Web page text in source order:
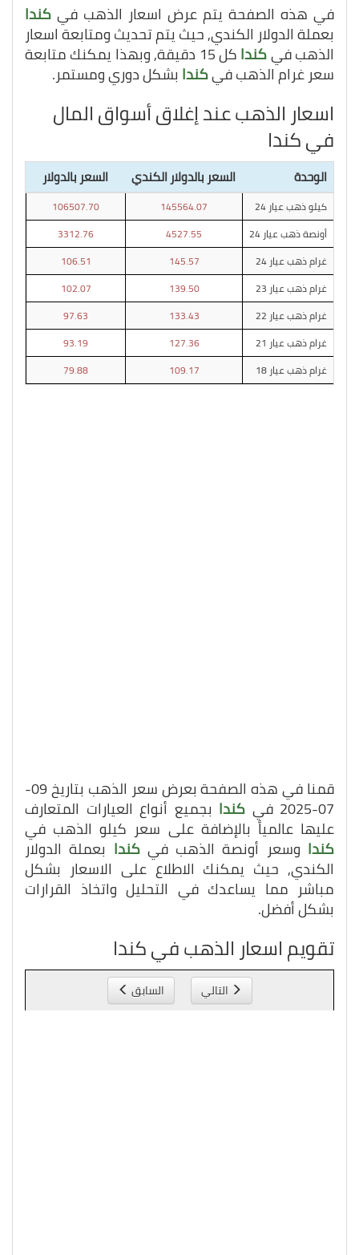
في هذه الصفحة يتم عرض اسعار الذهب في كندا
بعملة الدولار الكندي, حيث يتم تحديث ومتابعة اسعار
الذهب فيكندا كل 15 دقيقة, وبهذا يمكنك متابعة
سعر غرام الذهب فيكندا بشكل دوري ومستمر.
اسعار الذهب عند إغلاق أسواق المال
في كندا
الوحدة السعر بالدولار الكندي السعر بالدولار
كيلو ذهب عيار 24 145564.07
106507.70
أونصة ذهب عيار 24
4527.55
3312.76
غرام ذهب عيار 24
145.57
106.51
غرام ذهب عيار 23
139.50
102.07
غرام ذهب عيار 22
133.43
97.63
غرام ذهب عيار 21
127.36
93.19
غرام ذهب عيار 18
109.17
79.88
قمنا في هذه الصفحة بعرض سعر الذهب بتاريخ 09-
07-2025 في كندا بجميع أنواع العيارات المتعارف
عليها عالمياً بالإضافة على سعر كيلو الذهب في
كندا وسعر أونصة الذهب فيكندا بعملة الدولار
الكندي, حيث يمكنك الاطلاع على الاسعار بشكل
مباشر مما يساعدك في التحليل واتخاذ القرارات
بشكل أفضل.
تقويم اسعار الذهب في كندا
التالي السابق